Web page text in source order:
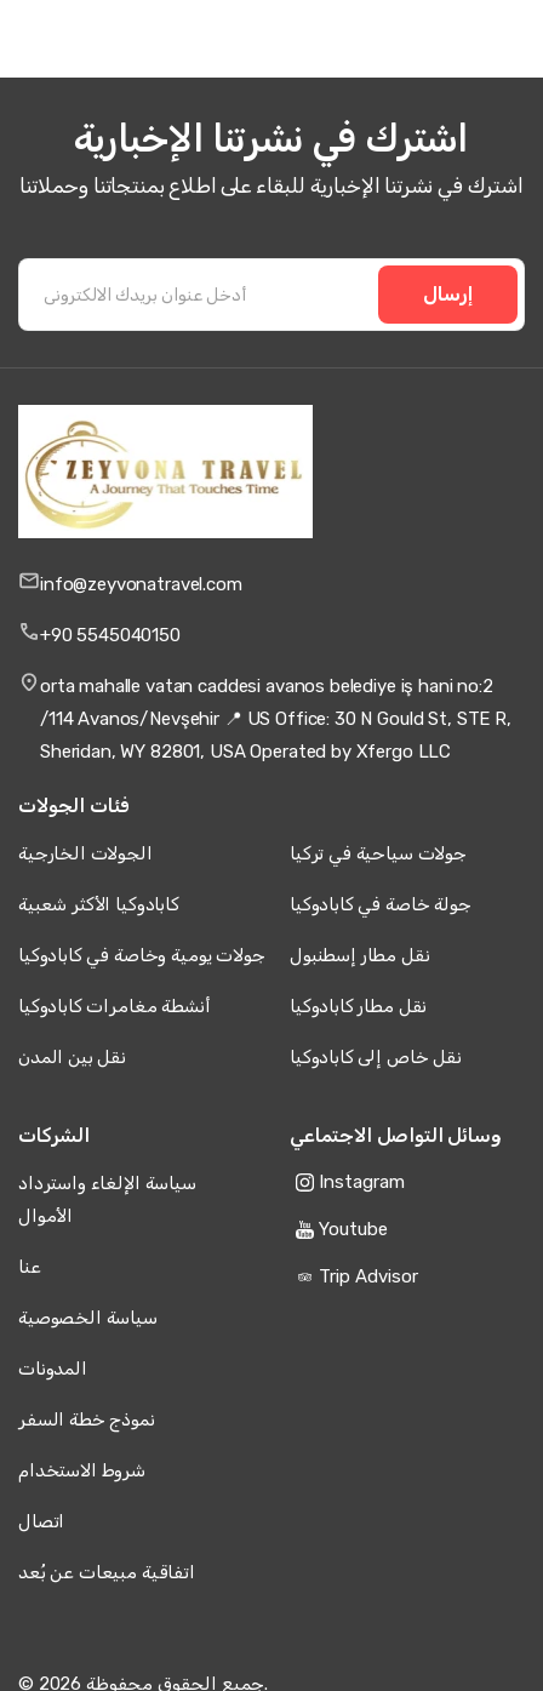
اشترك في نشرتنا الإخبارية
اشترك في نشرتنا الإخبارية للبقاء على اطلاع بمنتجاتنا وحملاتنا
إرسال
info@zeyvonatravel.com
+90 5545040150
orta mahalle vatan caddesi avanos belediye iş hani no:2
/114 Avanos/Nevşehir 📍 US Office: 30 N Gould St, STE R,
Sheridan, WY 82801, USA Operated by Xfergo LLC
فئات الجولات
الجولات الخارجية جولات سياحية في تركيا
كابادوكيا الأكثر شعبية جولة خاصة في كابادوكيا
جولات يومية وخاصة في كابادوكيا نقل مطار إسطنبول
أنشطة مغامرات كابادوكيا نقل مطار كابادوكيا
نقل بين المدن نقل خاص إلى كابادوكيا
الشركات
سياسة الإلغاء واسترداد
الأموال
عنا
سياسة الخصوصية
المدونات
نموذج خطة السفر
شروط الاستخدام
اتصال
اتفاقية مبيعات عن بُعد
وسائل التواصل الاجتماعي
Instagram
Youtube
Trip Advisor
© 2026 جميع الحقوق محفوظة.